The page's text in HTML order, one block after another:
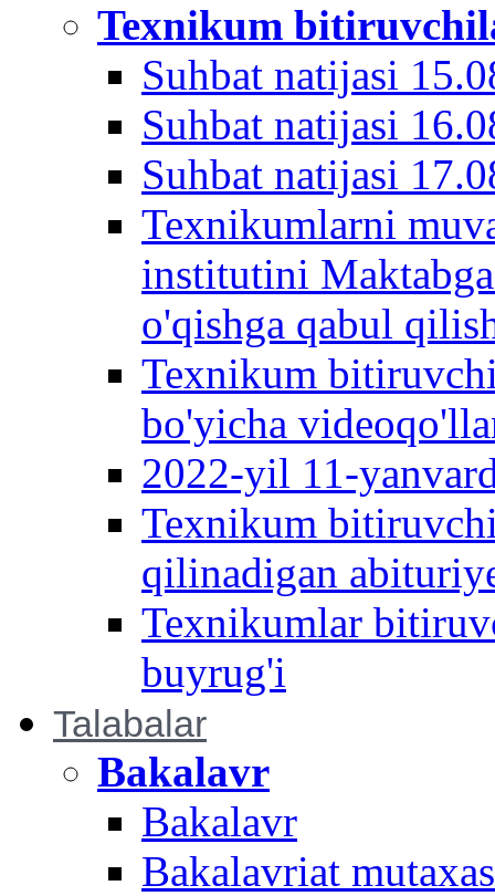
Texnikum
Suhbat natijasi
Suhbat natijasi
Suhbat natijasi
Texnikumlarni
institutini
o'qishga qabul
Texnikum
bo'yicha
2022-yil 11-
Texnikum
qilinadigan
Texnikumlar
buyrug'i
Talabalar
Bakalavr
Bakalavr
Bakalavriat